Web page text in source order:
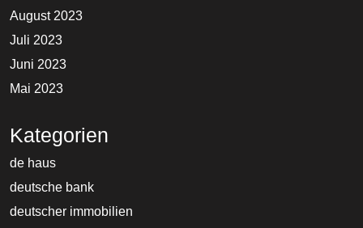
August 2023
Juli 2023
Juni 2023
Mai 2023
Kategorien
de haus
deutsche bank
deutscher immobilien